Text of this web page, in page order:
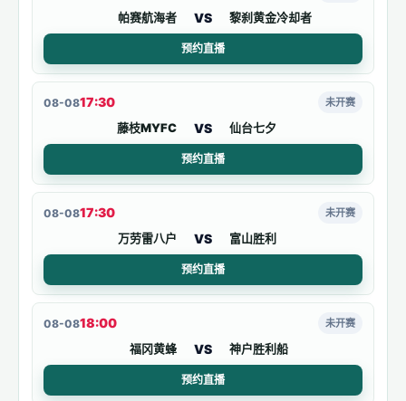
帕赛航海者 VS 黎刹黄金冷却者
预约直播
08-0817:30
藤枝MYFC VS 仙台七夕
未开赛
预约直播
08-0817:30
万劳雷八户 VS 富山胜利
未开赛
预约直播
08-0818:00
福冈黄蜂 VS 神户胜利船
未开赛
预约直播